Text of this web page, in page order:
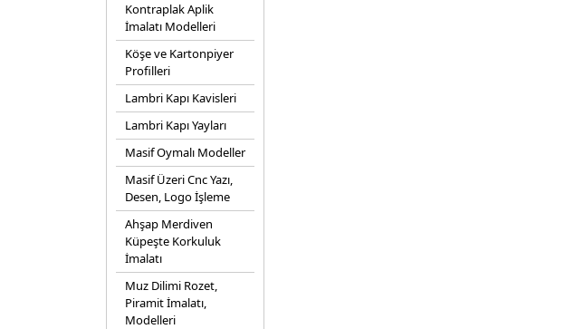
Kontraplak Aplik
İmalatı Modelleri
Köşe ve Kartonpiyer
Profilleri
Lambri Kapı Kavisleri
Lambri Kapı Yayları
Masif Oymalı Modeller
Masif Üzeri Cnc Yazı,
Desen, Logo İşleme
Ahşap Merdiven
Küpeşte Korkuluk
İmalatı
Muz Dilimi Rozet,
Piramit İmalatı,
Modelleri